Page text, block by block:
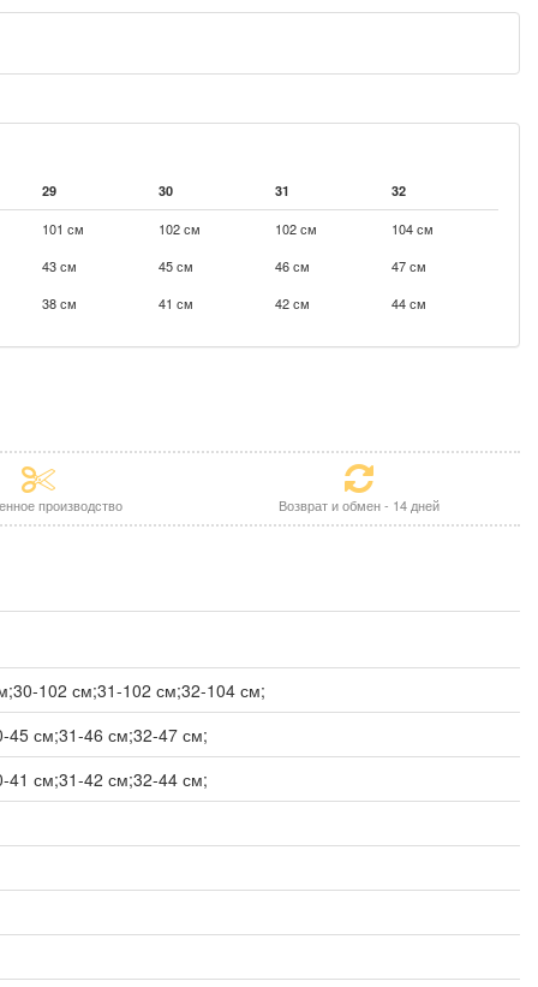
29 30 31 32
101 см 102 см 102 см
104 см
43 см 45 см 46 см
47 см
38 см 41 см 42 см 44 см
производство Возврат и обмен - 14 дней
102 см;31-102 см;32-104 см;
45 см;31-46 см;32-47 см;
41 см;31-42 см;32-44 см;